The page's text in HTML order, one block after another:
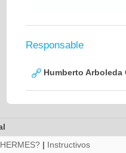
Responsable
Humberto Arboleda
| Instructivos